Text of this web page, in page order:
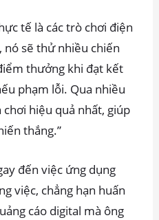
tế là các trò chơi điện
nó sẽ thử nhiều chiến
thưởng khi đạt kết
phạm lỗi. Qua nhiều
hiệu quả nhất, giúp
thắng.”
đến việc ứng dụng
việc, chẳng hạn huấn
cáo digital mà ông